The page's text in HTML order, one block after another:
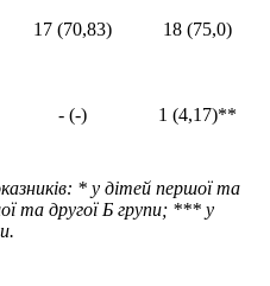
17 (70,83) 18 (75,0)
- (-) 1 (4,17)**
* у дітей першої та
та другої Б групи; *** у